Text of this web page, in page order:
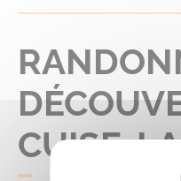
CUISE-